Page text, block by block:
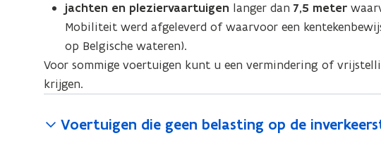
jachten en pleziervaartuigen langer dan7,5 meter
Mobiliteit werd afgeleverd of waarvoor een
op Belgische wateren).
Voor sommige voertuigen kunt u een vermindering of
krijgen.
Voertuigen die geen belasting op de